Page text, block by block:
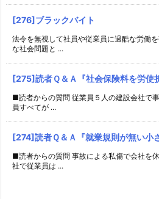
[276]ブラックバイト
法令を無視して社員や従業員に過酷な労働
な社会問題と ...
[275]読者Ｑ＆Ａ『社会保険料を労使
■読者からの質問 従業員５人の建設会社で
員すべてが ...
[274]読者Ｑ＆Ａ『就業規則が無い小
■読者からの質問 事故による私傷で会社を
社で従業員は ...